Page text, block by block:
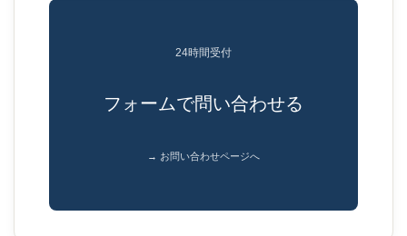
24時間受付
フォームで問い合わせる
→ お問い合わせページへ